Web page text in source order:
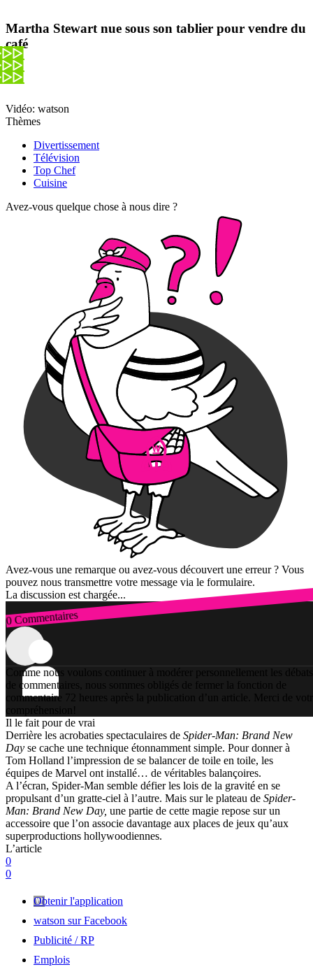
Martha Stewart nue sous son tablier pour vendre du
café
Vidéo: watson
Thèmes
Divertissement
Télévision
Top Chef
Cuisine
Avez-vous quelque chose à nous dire ?
Avez-vous une remarque ou avez-vous découvert une erreur ? Vous
pouvez nous transmettre votre message via le formulaire.
La discussion est chargée...
0 Commentaires
Connexion
Comme nous voulons continuer à modérer personnellement les débats
de commentaires, nous sommes obligés de fermer la fonction de
commentaire 72 heures après la publication d’un article. Merci de
compréhension!
Il le fait pour de vrai
Derrière les acrobaties spectaculaires de Spider-Man: Brand New
Day se cache une technique étonnamment simple. Pour donner à
Tom Holland l’impression de se balancer de toile en toile, les
équipes de Marvel ont installé… de véritables balançoires.
A l’écran, Spider-Man semble défier les lois de la gravité en se
propulsant d’un gratte-ciel à l’autre. Mais sur le plateau de Spider-
Man: Brand New Day, une partie de cette magie repose sur un
accessoire que l’on associe davantage aux places de jeux qu’aux
superproductions hollywoodiennes.
L’article
0
0
Obtenir l'application
watson sur Facebook
Publicité / RP
Emplois